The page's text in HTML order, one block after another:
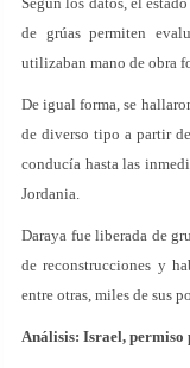
de grúas permiten
utilizaban mano de obra
De igual forma, se
de diverso tipo a partir
conducía hasta las
Jordania.
Daraya fue liberada de
de reconstrucciones y
entre otras, miles de sus
Análisis: Israel, permiso